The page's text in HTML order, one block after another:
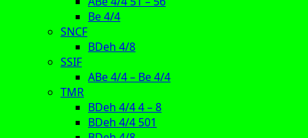
Be 4/4
SNCF
BDeh 4/8
SSIF
ABe 4/4 – Be 4/4
TMR
BDeh 4/4 4 – 8
BDeh 4/4 501